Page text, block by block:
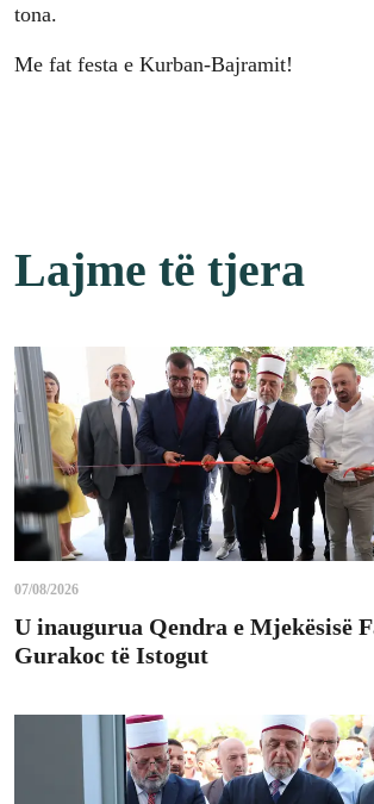
tona.
Me fat festa e Kurban-Bajramit!
Lajme të tjera
07/08/2026
U inaugurua Qendra e Mjekësisë
Gurakoc të Istogut